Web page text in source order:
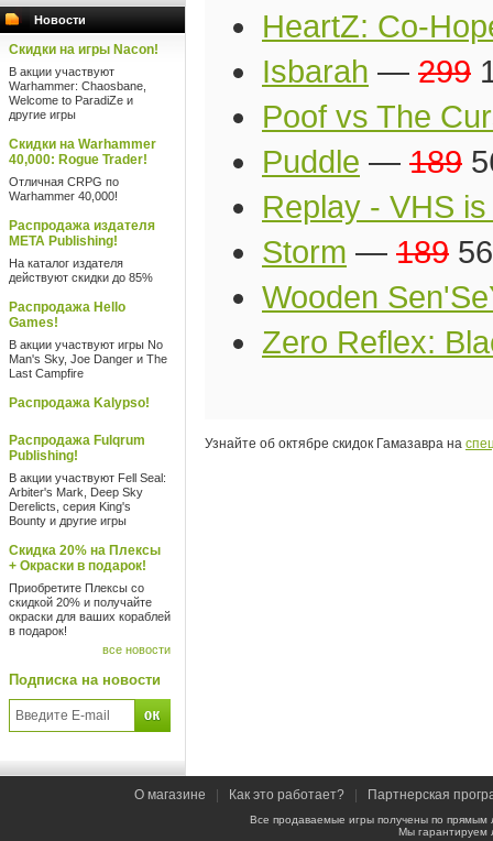
Новости
Скидки на игры Nacon!
В акции участвуют
Warhammer: Chaosbane,
Welcome to ParadiZe и
другие игры
Скидки на Warhammer
40,000: Rogue Trader!
Отличная CRPG по
Warhammer 40,000!
Распродажа издателя
META Publishing!
На каталог издателя
действуют скидки до 85%
Распродажа Hello
Games!
В акции участвуют игры No
Man's Sky, Joe Danger и The
Last Campfire
Распродажа Kalypso!
Распродажа Fulqrum
Publishing!
В акции участвуют Fell Seal:
Arbiter's Mark, Deep Sky
Derelicts, серия King's
Bounty и другие игры
Скидка 20% на Плексы
+ Окраски в подарок!
Приобретите Плексы со
скидкой 20% и получайте
окраски для ваших кораблей
в подарок!
все новости
Подписка на новости
HeartZ: Co-
Isbarah — 299
Poof vs The
Puddle — 189
Replay - VHS
Storm — 189
Wooden
Zero Reflex:
Узнайте об октябре скидок Гамазавра на
О магазине Как это работает? Партнерская
Все продаваемые игры получены по
Мы гарантируем